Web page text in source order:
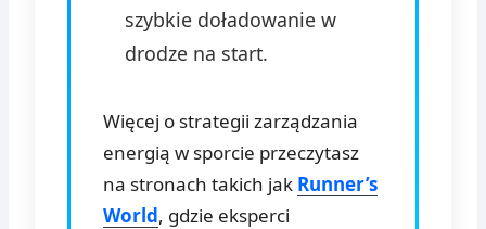
szybkie doładowanie w
drodze na start.
Więcej o strategii zarządzania
energią w sporcie przeczytasz
na stronach takich jak Runner’s
World, gdzie eksperci